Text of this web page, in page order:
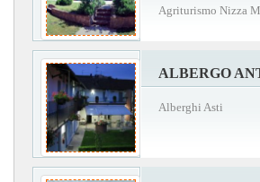
Agriturismo Nizza
ALBERGO
Alberghi Asti